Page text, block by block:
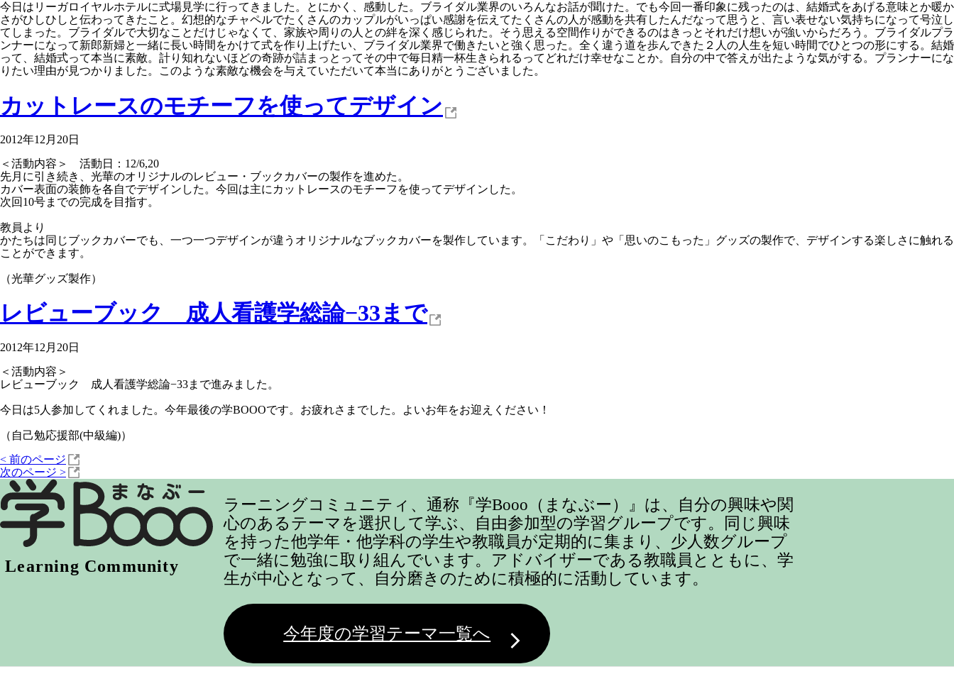
今日はリーガロイヤルホテルに式場見学に行ってきました。とにかく、感動した。ブライダル業界のいろんなお話が聞けた。でも今回一番印象に残ったのは、結婚式をあげる意味とか暖か
さがひしひしと伝わってきたこと。幻想的なチャペルでたくさんのカップルがいっぱい感謝を伝えてたくさんの人が感動を共有したんだなって思うと、言い表せない気持ちになって号泣し
てしまった。ブライダルで大切なことだけじゃなくて、家族や周りの人との絆を深く感じられた。そう思える空間作りができるのはきっとそれだけ想いが強いからだろう。ブライダルプラ
ンナーになって新郎新婦と一緒に長い時間をかけて式を作り上げたい、ブライダル業界で働きたいと強く思った。全く違う道を歩んできた２人の人生を短い時間でひとつの形にする。結婚
って、結婚式って本当に素敵。計り知れないほどの奇跡が詰まっとってその中で毎日精一杯生きられるってどれだけ幸せなことか。自分の中で答えが出たような気がする。プランナーにな
りたい理由が見つかりました。このような素敵な機会を与えていただいて本当にありがとうございました。
カットレースのモチーフを使ってデザイン
2012年12月20日
＜活動内容＞ 活動日：12/6,20
先月に引き続き、光華のオリジナルのレビュー・ブックカバーの製作を進めた。
カバー表面の装飾を各自でデザインした。今回は主にカットレースのモチーフを使ってデザインした。
次回10号までの完成を目指す。
教員より
かたちは同じブックカバーでも、一つ一つデザインが違うオリジナルなブックカバーを製作しています。「こだわり」や「思いのこもった」グッズの製作で、デザインする楽しさに触れる
ことができます。
（光華グッズ製作）
レビューブック 成人看護学総論−33まで
2012年12月20日
＜活動内容＞
レビューブック 成人看護学総論−33まで進みました。
今日は5人参加してくれました。今年最後の学BOOOです。お疲れさまでした。よいお年をお迎えください！
（自己勉応援部(中級編)）
< 前のページ
次のページ >
ラーニングコミュニティ、通称『学Booo（まなぶー）』は、自分の興味や関
心のあるテーマを選択して学ぶ、自由参加型の学習グループです。同じ興味
を持った他学年・他学科の学生や教職員が定期的に集まり、少人数グループ
で一緒に勉強に取り組んでいます。アドバイザーである教職員とともに、学
生が中心となって、自分磨きのために積極的に活動しています。
今年度の学習テーマ一覧へ